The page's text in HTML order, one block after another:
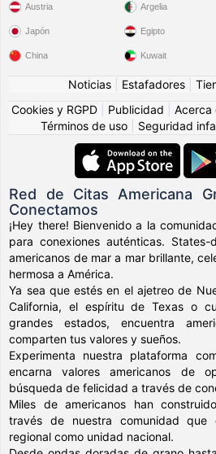
Austria
Japón
China
Argelia
Egipto
Kuwait
Noticias Estafadores
Cookies y RGPD
Publicidad Acerca
Términos de uso
Seguridad
Red de Citas Americana
Conectamos
¡Hey there! Bienvenido a la
para conexiones auténticas. States-
americanos de mar a mar brillante,
hermosa a América.
Ya sea que estés en el ajetreo de
California, el espíritu de Texas o
grandes estados, encuentra
comparten tus valores y sueños.
Experimenta nuestra plataforma
encarna valores americanos de
búsqueda de felicidad a través de
Miles de americanos han
través de nuestra comunidad que
regional como unidad nacional.